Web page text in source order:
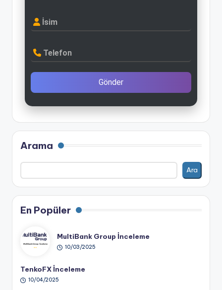
İsim
Telefon
Gönder
Arama
Ara
En Popüler
MultiBank Group İnceleme
10/03/2025
TenkoFX İnceleme
10/04/2025